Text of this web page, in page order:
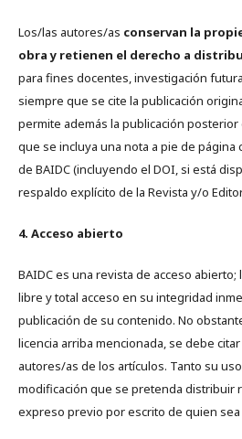
Los/las autores/as conservan la
obra y retienen el derecho a
para fines docentes, investigación
siempre que se cite la publicación
permite además la publicación
que se incluya una nota a pie de página
de BAIDC (incluyendo el DOI, si está
respaldo explícito de la Revista y/o
4. Acceso abierto
BAIDC es una revista de acceso
libre y total acceso en su integridad
publicación de su contenido. No
licencia arriba mencionada, se debe
autores/as de los artículos. Tanto su
modificación que se pretenda distribuir
expreso previo por escrito de quien